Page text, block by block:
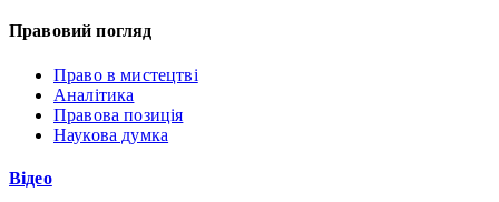
Правовий погляд
Право в мистецтві
Аналітика
Правова позиція
Наукова думка
Відео